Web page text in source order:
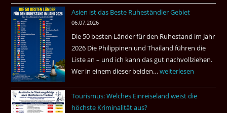
fragt
nach
Tote
einem
Pub
Bangkok
Asien ist das Beste Ruheständler Gebiet
06.07.2026
Die 50 besten Länder für den Ruhestand im Jahr
2026 Die Philippinen und Thailand führen die
Liste an – und ich kann das gut nachvollziehen.
Wer in einem dieser beiden…Asien
das
weiterlesen
Tourismus: Welches Einreiseland weist die
höchste Kriminalität aus?